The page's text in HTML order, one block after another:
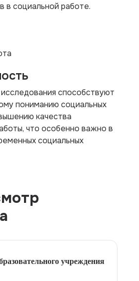
в социальной работе.
способствуют
пониманию социальных
качества
что особенно важно в
социальных
учреждения